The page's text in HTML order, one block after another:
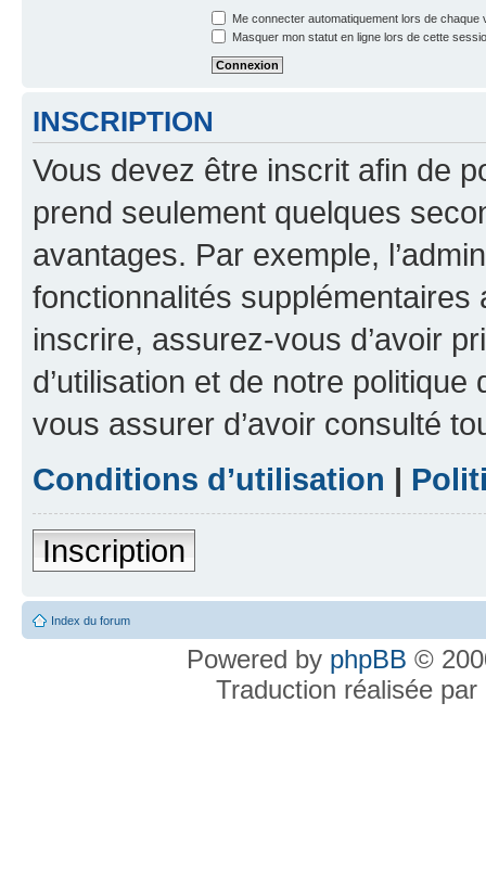
Me connecter automatiquement lors de chaque
Masquer mon statut en ligne lors de cette
INSCRIPTION
Vous devez être inscrit afin de
prend seulement quelques
avantages. Par exemple,
fonctionnalités
inscrire, assurez-vous d’avoir
d’utilisation et de notre
vous assurer d’avoir consulté
Conditions d’utilisation |
Inscription
Index du forum
Powered by phpBB ©
Traduction réalisée par